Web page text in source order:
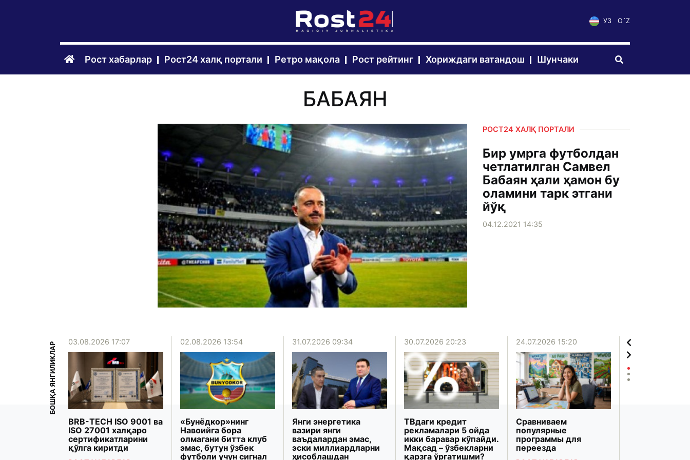
УЗ O`Z
Рост хабарлар Рост24 халқ портали Ретро мақола Рост рейтинг Хориждаги ватандош Шунчаки
БАБАЯН
РОСТ24 ХАЛҚ ПОРТАЛИ
Бир умрга футболдан
четлатилган Самвел
Бабаян ҳали ҳамон бу
оламини тарк этгани
йўқ
04.12.2021 14:35
БОШҚА ЯНГИЛИКЛАР 03.08.2026 17:07
BRB-TECH ISO 9001 ва
ISO 27001 халқаро
сертификатларини
қўлга киритди
02.08.2026 13:54
«Бунёдкор»нинг
Навоийга бора
олмагани битта клуб
эмас, бутун ўзбек
футболи учун сигнал
31.07.2026 09:34
Янги энергетика
вазири янги
ваъдалардан эмас,
эски миллиардларни
ҳисоблашдан
30.07.2026 20:23
ТВдаги кредит
рекламалари 5 ойда
икки баравар кўпайди.
Мақсад – ўзбекларни
қарзга ўргатишми?
24.07.2026 15:20
Сравниваем
популярные
программы для
переезда
20.07.2026 12:06